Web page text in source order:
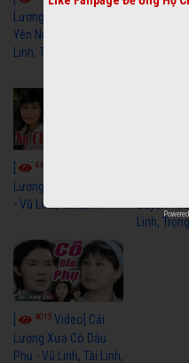
Lương Xưa Hãy Ngủ
Yên Niềm Đau - Vũ
Linh, Tài Linh
4432
Lương Nợ Cha Con Trả
- Vũ Linh, Tài Linh
Linh,
[ 4015 Video] Cải
Lương Xưa Cô Dâu
Phụ - Vũ Linh, Tài Linh,